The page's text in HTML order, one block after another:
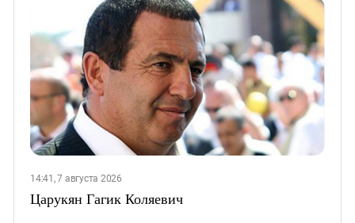
14:41, 7 августа 2026
Царукян Гагик Коляевич